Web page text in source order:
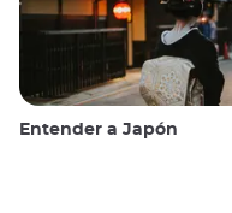
Entender a Japón